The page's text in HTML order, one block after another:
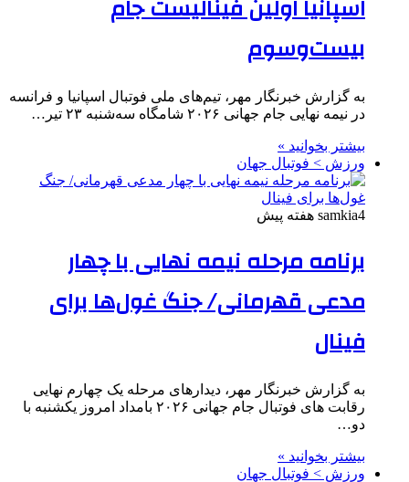
اسپانیا اولین فینالیست جام
بیست‌وسوم
به گزارش خبرنگار مهر، تیم‌های ملی فوتبال اسپانیا و فرانسه
در نیمه نهایی جام جهانی ۲۰۲۶ شامگاه سه‌شنبه ۲۳ تیر…
بیشتر بخوانید »
ورزش > فوتبال جهان
samkia4 هفته پیش
برنامه مرحله نیمه نهایی با چهار
مدعی قهرمانی/ جنگ غول‌ها برای
فینال
به گزارش خبرنگار مهر، دیدارهای مرحله یک چهارم نهایی
رقابت های فوتبال جام جهانی ۲۰۲۶ بامداد امروز یکشنبه با
دو…
بیشتر بخوانید »
ورزش > فوتبال جهان